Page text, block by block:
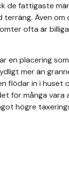
de fattigaste
Även om
ofta är
en placering
mer än
flödar in i huset
för många
högre